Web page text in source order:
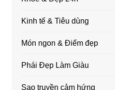
Kinh tế & Tiêu dùng
Món ngon & Điểm đẹp
Phái Đẹp Làm Giàu
Sao truyền cảm hứng